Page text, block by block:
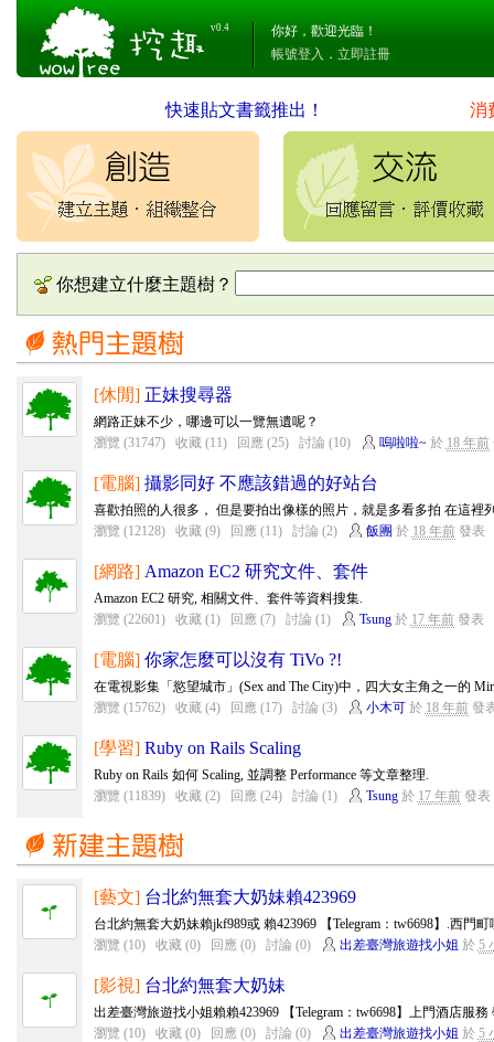
v0.4
你好，歡迎光臨！
帳號登入 ． 立即註冊
快速貼文書籤推出！ 消
你想建立什麼主題樹？
[休閒] 正妹搜尋器
網路正妹不少，哪邊可以一覽無遺呢？
瀏覽 (31747)
收藏 (11) 回應 (25) 討論 (10) 嗚啦啦~ 於 18 年前
[電腦] 攝影同好 不應該錯過的好站台
喜歡拍照的人很多， 但是要拍出像樣的照片，就是多看多拍 在這裡
瀏覽 (12128)
收藏 (9) 回應 (11) 討論 (2) 飯團 於 18 年前發表
[網路] Amazon EC2 研究文件、套件
Amazon EC2 研究, 相關文件、套件等資料搜集.
瀏覽 (22601)
收藏 (1) 回應 (7) 討論 (1) Tsung於 17 年前發表
[電腦] 你家怎麼可以沒有 TiVo ?!
在電視影集「慾望城市」(Sex and The City)中，四大女主角之一的
瀏覽 (15762)
收藏 (4) 回應 (17) 討論 (3) 小木可於 18 年前發
[學習] Ruby on Rails Scaling
Ruby on Rails 如何 Scaling, 並調整 Performance 等文章整理.
瀏覽 (11839)
收藏 (2) 回應 (24) 討論 (1) Tsung於 17 年前發表
[藝文] 台北約無套大奶妹賴423969
台北約無套大奶妹賴jkf989或 賴423969 【Telegram：tw6698】.西門
瀏覽 (10)
收藏 (0) 回應 (0) 討論 (0) 出差臺灣旅遊找小姐 於 5
[影視] 台北約無套大奶妹
出差臺灣旅遊找小姐賴賴423969 【Telegram：tw6698】上門酒店服
瀏覽 (10)
收藏 (0) 回應 (0) 討論 (0) 出差臺灣旅遊找小姐 於 5